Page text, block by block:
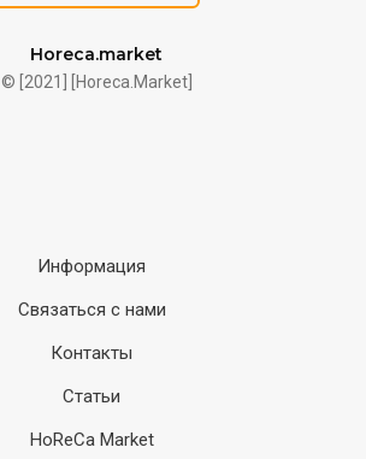
Horeca.market
© [2021] [Horeca.Market]
Информация
Связаться с нами
Контакты
Статьи
HoReCa Market